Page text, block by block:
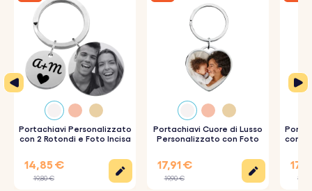
Portachiavi Personalizzato
con 2 Rotondi e Foto Incisa
14,85 €
19,80 €
Portachiavi Cuore di Lusso
Personalizzato con Foto
17,91 €
19,90 €
con